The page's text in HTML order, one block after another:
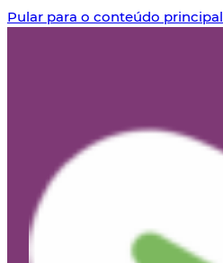
Pular para o conteúdo principal